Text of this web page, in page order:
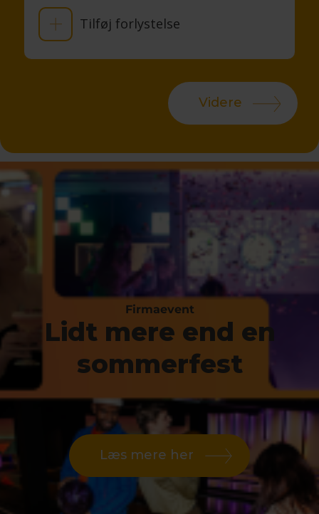
Tilføj forlystelse
Videre
Firmaevent
Lidt mere end en
sommerfest
Læs mere her